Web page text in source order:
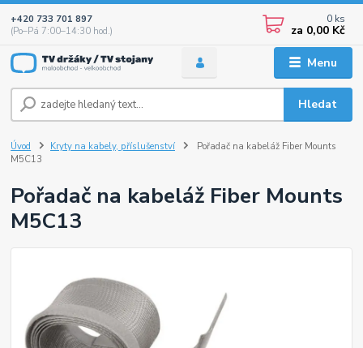
Menu
Hledat
+420 733 701 897
(Po–Pá 7:00–14:30 hod.)
0 ks
za 0,00 Kč
Úvod Kryty na kabely, příslušenství
Pořadač na kabeláž Fiber Mounts
M5C13
Pořadač na kabeláž Fiber Mounts
M5C13